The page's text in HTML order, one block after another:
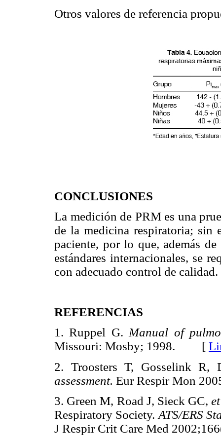
Otros valores de referencia
CONCLUSIONES
La medición de PRM es una
de la medicina respiratoria; sin
paciente, por lo que, además
estándares internacionales, se
con adecuado control de calidad.
REFERENCIAS
1. Ruppel G. Manual of
Missouri: Mosby; 1998. [
2. Troosters T, Gosselink
assessment. Eur Respir Mon
3. Green M, Road J, Sieck GC,
Respiratory Society. ATS/ERS
J Respir Crit Care Med